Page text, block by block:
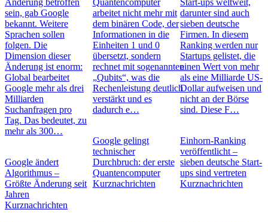
sein, gab Google
bekannt. Weitere
Sprachen sollen
folgen. Die
Dimension dieser
Änderung ist enorm:
Global bearbeitet
Google mehr als drei
Milliarden
Suchanfragen pro
Tag. Das bedeutet, zu
mehr als 300…
Google ändert
Algorithmus –
Größte Änderung seit
Jahren
Kurznachrichten
arbeitet nicht mehr mit
dem binären Code, der
Informationen in die
Einheiten 1 und 0
übersetzt, sondern
rechnet mit sogenannten
„Qubits“, was die
Rechenleistung deutlich
verstärkt und es
dadurch e…
Google gelingt
technischer
Durchbruch: der erste
Quantencomputer
Kurznachrichten
darunter sind auch
sieben deutsche
Firmen. In diesem
Ranking werden nur
Startups gelistet, die
einen Wert von mehr
als eine Milliarde US-
Dollar aufweisen und
nicht an der Börse
sind. Diese F…
Einhorn-Ranking
veröffentlicht –
sieben deutsche Start-
ups sind vertreten
Kurznachrichten